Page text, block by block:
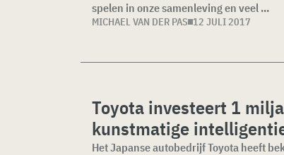
spelen in onze samenleving en veel ...
MICHAEL VAN DER PAS 12 JULI 2017
Toyota investeert 1
kunstmatige
Het Japanse autobedrijf Toyota heeft